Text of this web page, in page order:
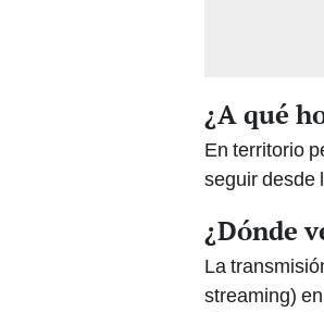
¿A qué
En territorio
seguir desde
¿Dónde
La
streaming)